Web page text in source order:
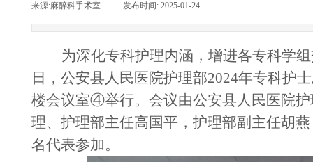
来源:麻醉科手术室 发布时间: 2025-01-24
为深化专科护理内涵，增进各专科学
日，公安县人民医院护理部2024年专科护
楼会议室④举行。会议由公安县人民医院
理、护理部主任高国平，护理部副主任胡
名代表参加。